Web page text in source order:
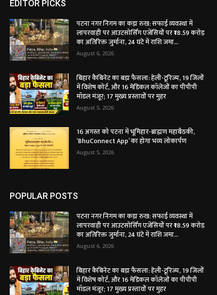
EDITOR PICKS
पटना नगर निगम का कड़ा रुख: सफाई व्यवस्था में
लापरवाही पर आउटसोर्सिंग एजेंसियों पर ₹18.59 करोड़
का अतिरिक्त जुर्माना, 24 घंटे में राशि जमा...
August 6, 2026
बिहार कैबिनेट का बड़ा फैसला: हेली-टूरिज्म, 19 जिलों
में विशेष कोर्ट, और 16 मेडिकल कॉलेजों का पीपीपी
मॉडल मंजूर; 17 मुख्य प्रस्तावों पर मुहर
August 5, 2026
16 अगस्त को पटना में भूमिहार-ब्राह्मण महाबैठकी,
‘BhuConnect App’ का होगा भव्य लोकार्पण
August 5, 2026
POPULAR POSTS
पटना नगर निगम का कड़ा रुख: सफाई व्यवस्था में
लापरवाही पर आउटसोर्सिंग एजेंसियों पर ₹18.59 करोड़
का अतिरिक्त जुर्माना, 24 घंटे में राशि जमा...
August 6, 2026
बिहार कैबिनेट का बड़ा फैसला: हेली-टूरिज्म, 19 जिलों
में विशेष कोर्ट, और 16 मेडिकल कॉलेजों का पीपीपी
मॉडल मंजूर; 17 मुख्य प्रस्तावों पर मुहर